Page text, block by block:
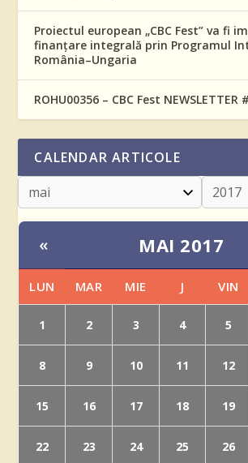
Proiectul european „CBC Fest” va fi
finanțare integrală prin Programul
România–Ungaria
ROHU00356 – CBC Fest
CALENDAR ARTICOLE
« MAI 2017
LUN MAR MIE J VIN
1 2 3 4 5
8 9 10 11 12
15 16 17 18 19
22 23 24 25 26